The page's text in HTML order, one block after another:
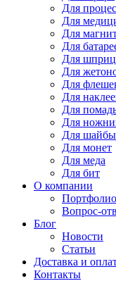
Для
Для
Для
Для
Для
Для
Для
Для
Для
Для
Для шайбы
Для монет
Для меда
Для бит
О компании
Портфолио
Вопрос-
Блог
Новости
Статьи
Доставка и
Контакты